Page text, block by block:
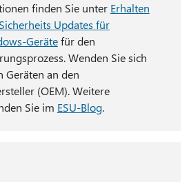
finden Sie unter Erhalten
Updates für
Gerätefür den
Wenden Sie sich
Geräten an den
(OEM). Weitere
Sie im ESU-Blog.